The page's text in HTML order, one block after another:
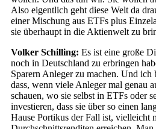
Also eigentlich geht diese Welt da
einer Mischung aus ETFs plus
sie überhaupt in die Aktienwelt zu
Volker Schilling: Es ist eine große
noch in Deutschland zu erbringen
Sparern Anleger zu machen. Und ich
dass, wenn viele Anleger mal genau
schauen, wo sie selbst in ETFs oder
investieren, dass sie über so einen
Hause Portikus der Fall ist, vielleicht